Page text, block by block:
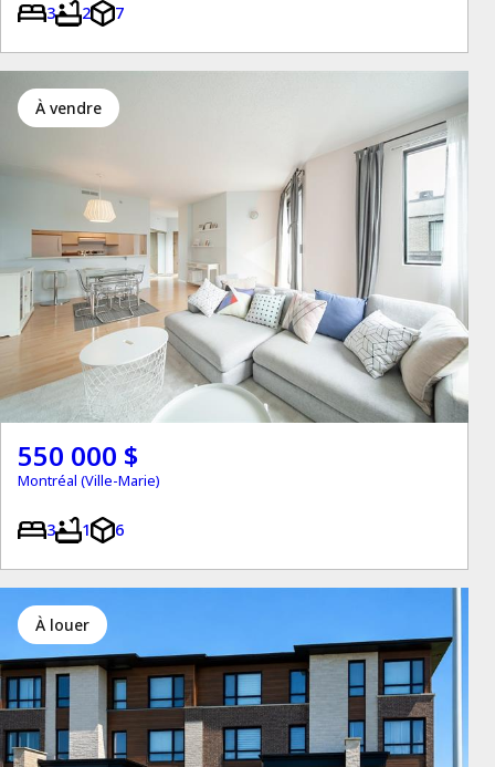
3 2 7
à vendre
550 000 $
Montréal (Ville-Marie)
3 1 6
à louer